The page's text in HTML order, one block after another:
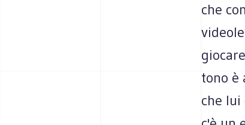
che
tono è
che lui